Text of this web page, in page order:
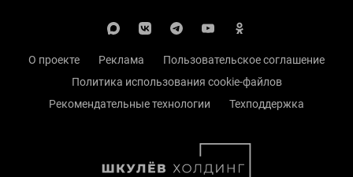
О проекте Реклама
Пользовательское соглашение
Политика использования cookie-файлов
Рекомендательные технологии
Техподдержка